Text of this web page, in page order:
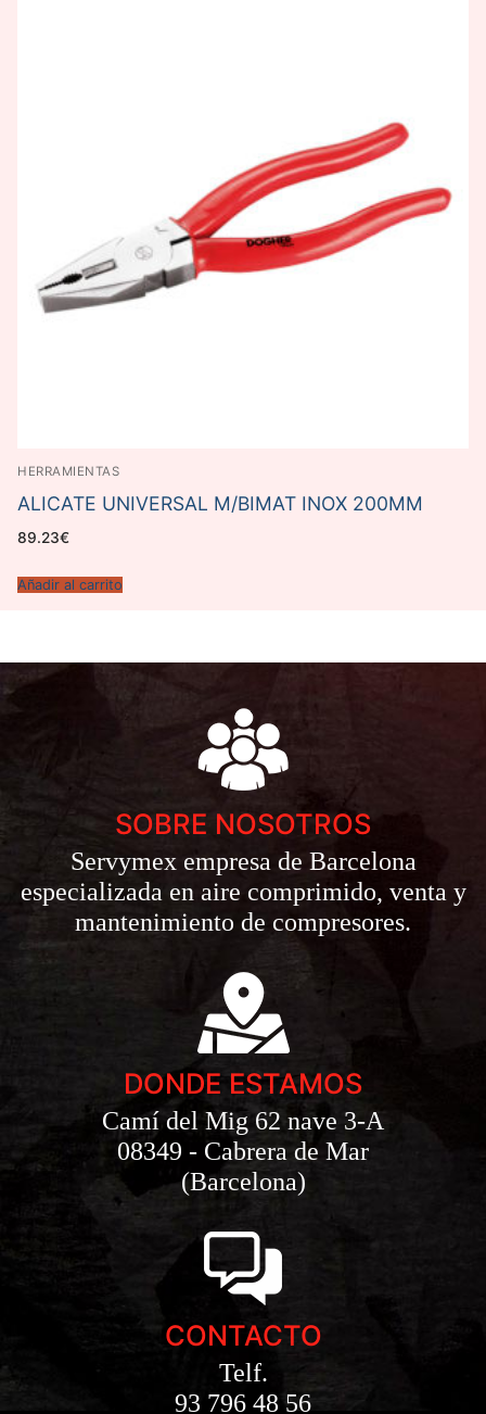
HERRAMIENTAS
ALICATE UNIVERSAL M/BIMAT INOX 200MM
89.23€
Añadir al carrito
SOBRE NOSOTROS
Servymex empresa de Barcelona
especializada en aire comprimido, venta y
mantenimiento de compresores.
DONDE ESTAMOS
Camí del Mig 62 nave 3-A
08349 - Cabrera de Mar
(Barcelona)
CONTACTO
Telf.
93 796 48 56